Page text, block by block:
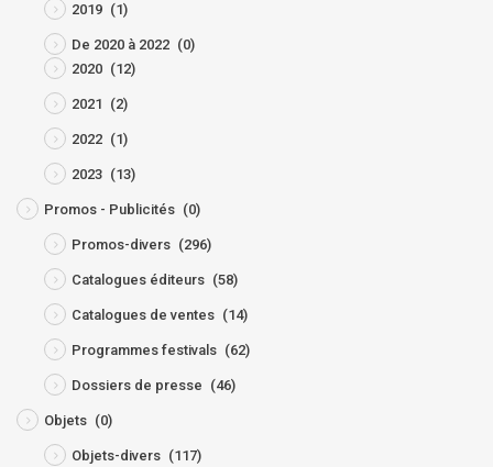
2019 (1)
De 2020 à 2022 (0)
2020 (12)
2021 (2)
2022 (1)
2023 (13)
Promos - Publicités (0)
Promos-divers (296)
Catalogues éditeurs (58)
Catalogues de ventes (14)
Programmes festivals (62)
Dossiers de presse (46)
Objets (0)
Objets-divers (117)